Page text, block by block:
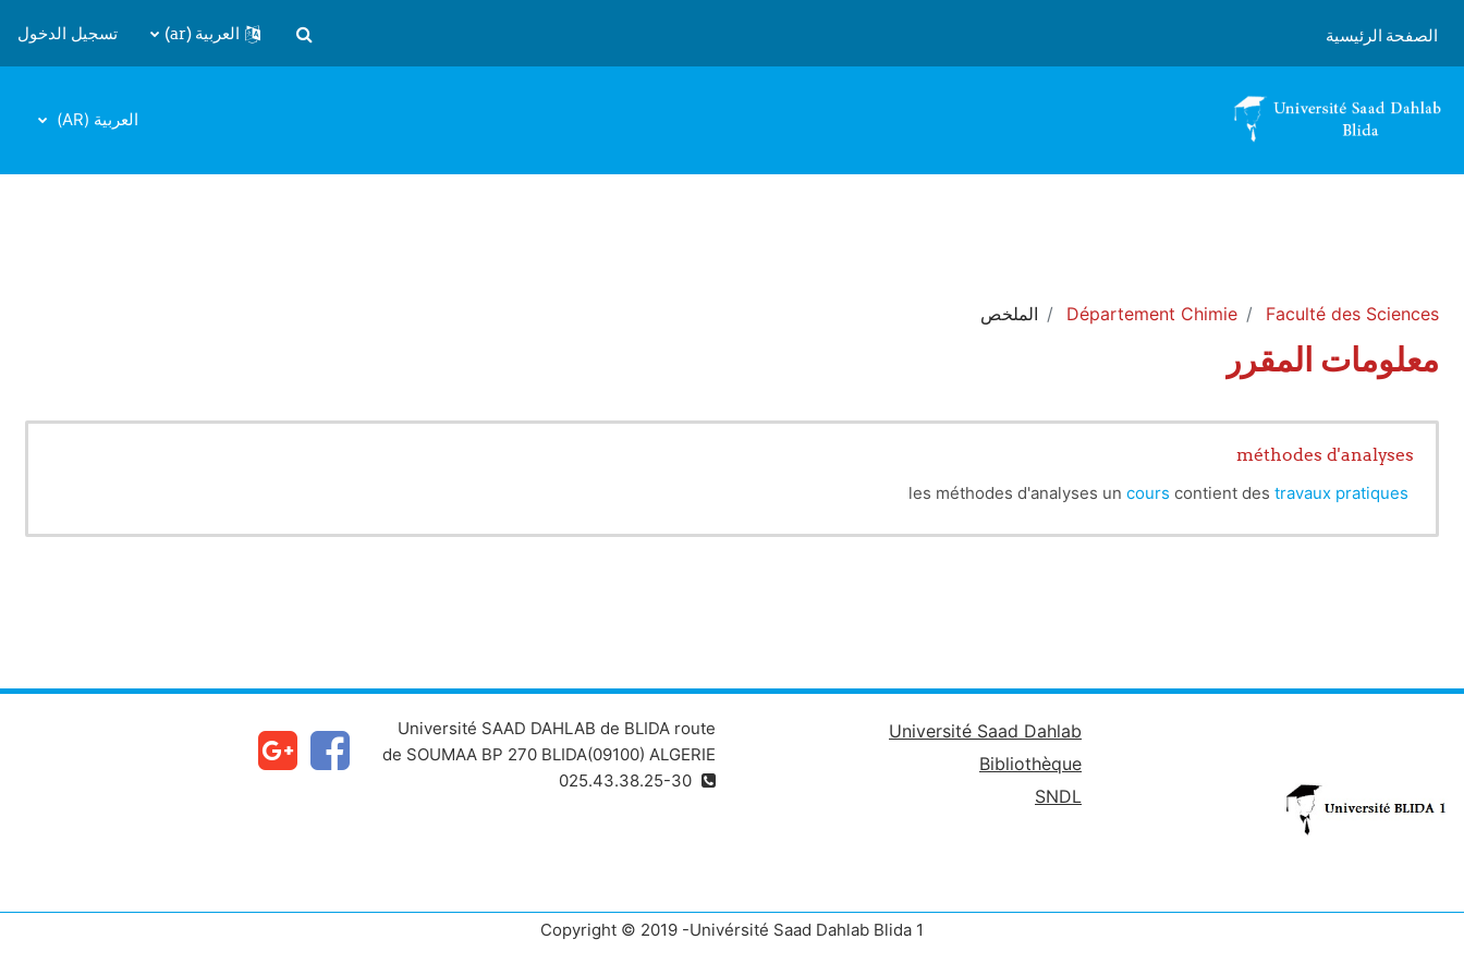
الصفحة الرئيسية
تبديل إدخال البحث
العربية ‎(ar)‎ تسجيل الدخول
العربية ‎(AR)‎
Faculté des Sciences
Département Chimie الملخص
معلومات المقرر
méthodes d'analyses
les méthodes d'analyses un cours contient des travaux pratiques
Université Saad Dahlab
Bibliothèque
SNDL
Université SAAD DAHLAB de BLIDA route
de SOUMAA BP 270 BLIDA(09100) ALGERIE
Copyright © 2019 -Univérsité Saad Dahlab Blida 1